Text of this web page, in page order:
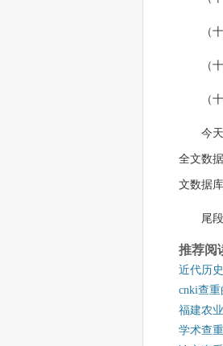
（
（
（
今
全文数
文数据
尾
推荐阅
近代历
cnki查
福建农
学术查